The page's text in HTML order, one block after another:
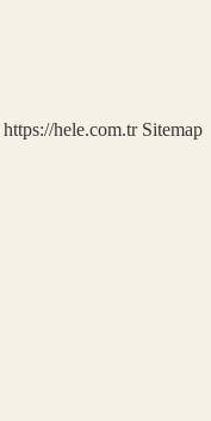
https://hele.com.tr Sitemap